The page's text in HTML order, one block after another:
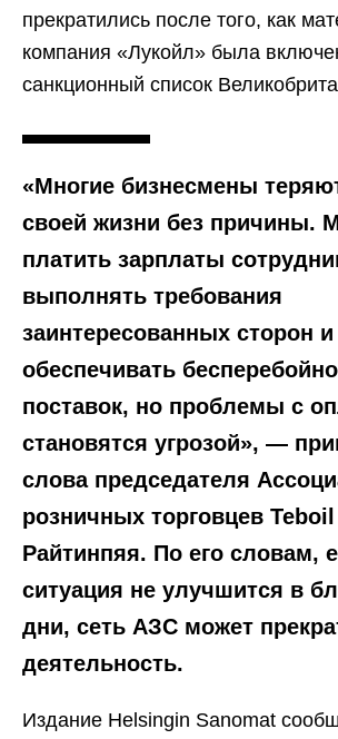
прекратились после того, как
компания «Лукойл» была
санкционный список
«Многие бизнесмены
своей жизни без причины.
платить зарплаты
выполнять требования
заинтересованных сторон и
обеспечивать
поставок, но проблемы с
становятся угрозой», —
слова председателя
розничных торговцев
Райтинпяя. По его словам,
ситуация не улучшится в
дни, сеть АЗС может
деятельность.
Издание Helsingin Sanomat